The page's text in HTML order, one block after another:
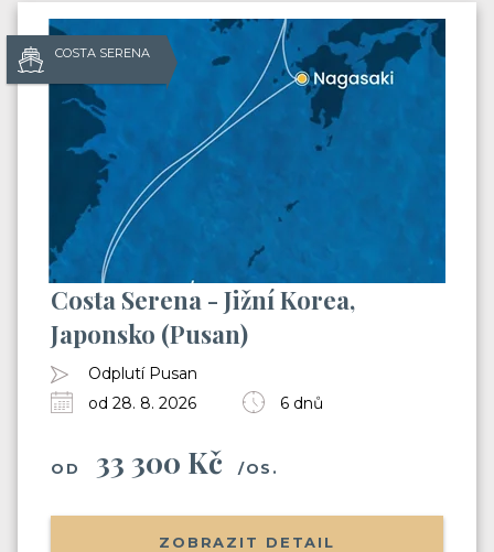
COSTA SERENA
Costa Serena - Jižní Korea,
Japonsko (Pusan)
Odplutí Pusan
od 28. 8. 2026
6 dnů
OD 33 300 Kč /OS.
ZOBRAZIT DETAIL